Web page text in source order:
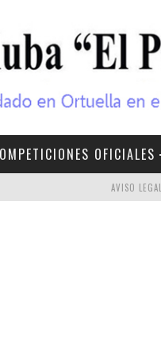
OFICIALES
AVISO LEGAL